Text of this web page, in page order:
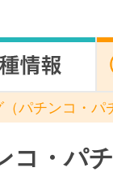
パチンコ・パ
コ・パ